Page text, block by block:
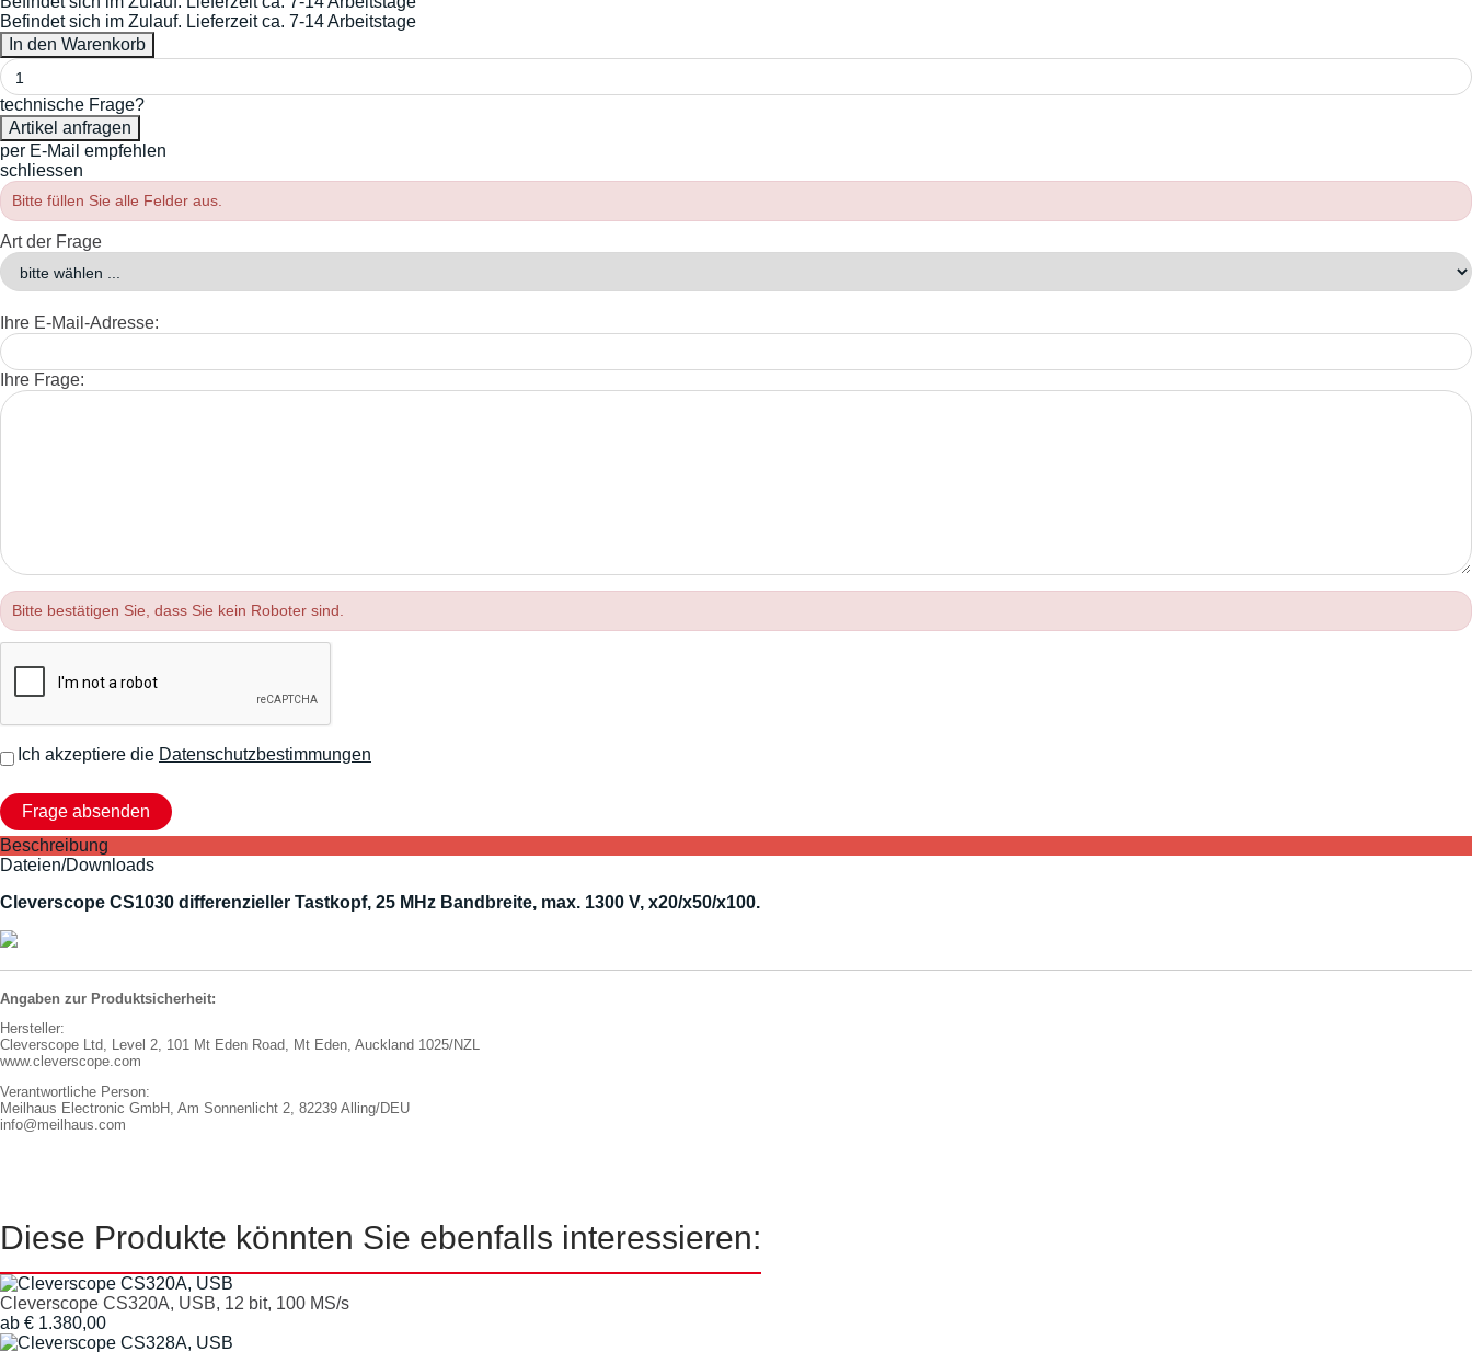
Befindet sich im Zulauf. Lieferzeit ca. 7-14 Arbeitstage
technische Frage?
per E-Mail empfehlen
schliessen
Bitte füllen Sie alle Felder aus.
Art der Frage
Ihre E-Mail-Adresse:
Ihre Frage:
Bitte bestätigen Sie, dass Sie kein Roboter sind.
Ich akzeptiere die Datenschutzbestimmungen
Beschreibung
Dateien/Downloads
Cleverscope CS1030 differenzieller Tastkopf, 25 MHz Bandbreite, max. 1300 V, x20/x50/x100.
Angaben zur Produktsicherheit:
Hersteller:
Cleverscope Ltd, Level 2, 101 Mt Eden Road, Mt Eden, Auckland 1025/NZL
www.cleverscope.com
Verantwortliche Person:
Meilhaus Electronic GmbH, Am Sonnenlicht 2, 82239 Alling/DEU
info@meilhaus.com
Diese Produkte könnten Sie ebenfalls interessieren:
Cleverscope CS320A, USB, 12 bit, 100 MS/s
ab € 1.380,00